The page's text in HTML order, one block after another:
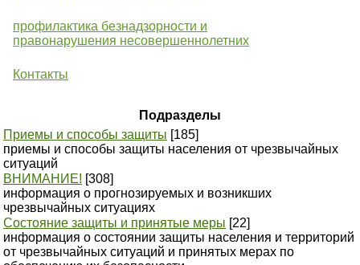
профилактика безнадзорности и
правонарушения несовершеннолетних
Контакты
Подразделы
Приемы и способы защиты [185]
приемы и способы защиты населения от чрезвычайных
ситуаций
ВНИМАНИЕ! [308]
информация о прогнозируемых и возникших
чрезвычайных ситуациях
Состояние защиты и принятые меры [22]
информация о состоянии защиты населения и территорий
от чрезвычайных ситуаций и принятых мерах по